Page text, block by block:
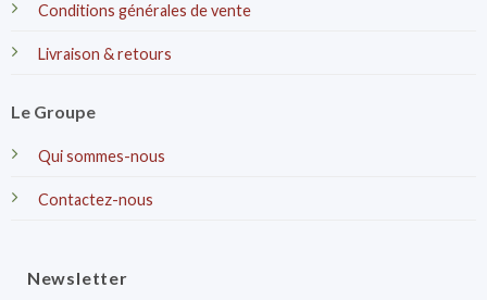
Conditions générales de vente
Livraison & retours
Le Groupe
Qui sommes-nous
Contactez-nous
Newsletter